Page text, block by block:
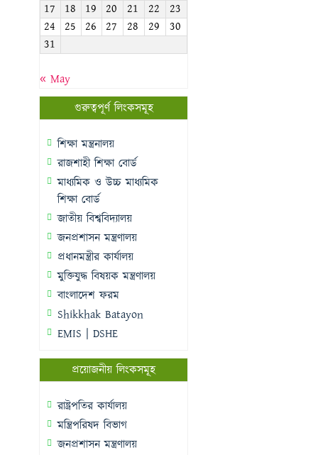
17
18 19 20 21 22
23
24
25 26 27 28 29
30
31
« May
গুরুত্বপূর্ণ লিংকসমূহ
শিক্ষা মন্ত্রনালয়
রাজশাহী শিক্ষা বোর্ড
মাধ্যমিক ও উচ্চ মাধ্যমিক
শিক্ষা বোর্ড
জাতীয় বিশ্ববিদ্যালয়
জনপ্রশাসন মন্ত্রণালয়
প্রধানমন্ত্রীর কার্যালয়
মুক্তিযুদ্ধ বিষয়ক মন্ত্রণালয়
বাংলাদেশ ফরম
Shikkhak Batayon
EMIS | DSHE
প্রয়োজনীয় লিংকসমূহ
রাষ্ট্রপতির কার্যালয়
মন্ত্রিপরিষদ বিভাগ
জনপ্রশাসন মন্ত্রণালয়